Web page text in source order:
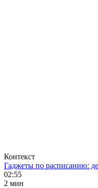
Контекст
Гаджеты по расписанию:
02:55
2 мин